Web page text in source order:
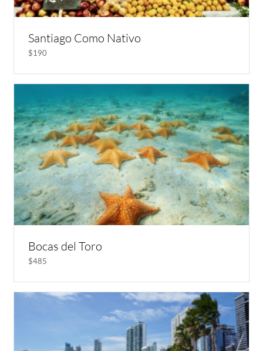
Santiago Como Nativo
$190
Bocas del Toro
$485